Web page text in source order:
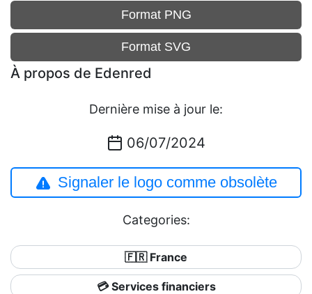
Format PNG
Format SVG
À propos de Edenred
Dernière mise à jour le:
06/07/2024
Signaler le logo comme obsolète
Categories:
🇫🇷 France
💳 Services financiers